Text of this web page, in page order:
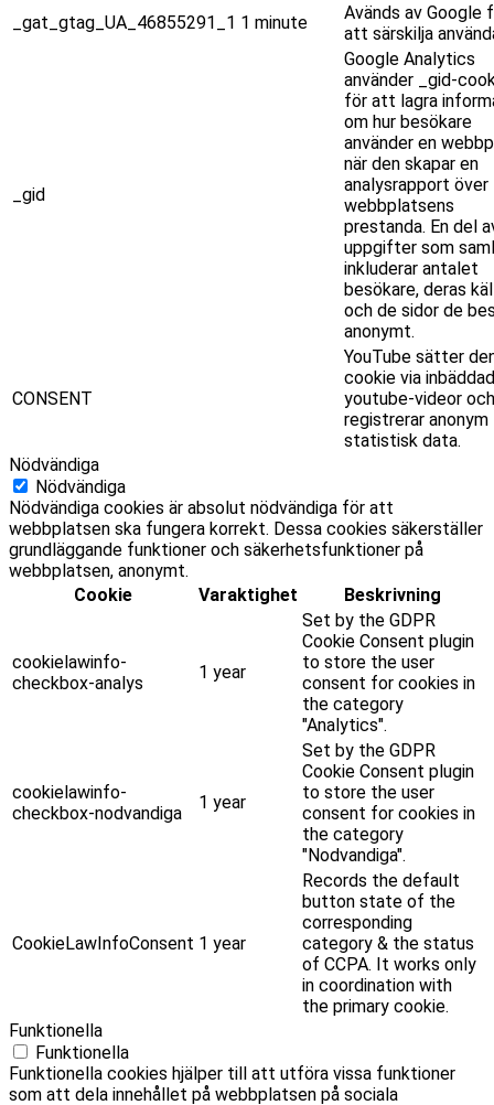
_gat_gtag_UA_46855291_1 1 minute
Avänds av Google
att särskilja
_gid
Google Analytics
använder _gid-
för att lagra
om hur besökare
använder en
när den skapar en
analysrapport över
webbplatsens
prestanda. En del
uppgifter som
inkluderar antalet
besökare, deras
och de sidor de
anonymt.
CONSENT
YouTube sätter
cookie via
youtube-videor och
registrerar anonym
statistisk data.
Nödvändiga
Nödvändiga
Nödvändiga cookies är absolut nödvändiga för att
webbplatsen ska fungera korrekt. Dessa cookies säkerställer
grundläggande funktioner och säkerhetsfunktioner på
webbplatsen, anonymt.
Cookie
Varaktighet Beskrivning
cookielawinfo-
checkbox-analys
1 year
Set by the GDPR
Cookie Consent plugin
to store the user
consent for cookies in
the category
"Analytics".
cookielawinfo-
checkbox-nodvandiga
1 year
Set by the GDPR
Cookie Consent plugin
to store the user
consent for cookies in
the category
"Nodvandiga".
CookieLawInfoConsent 1 year
Records the default
button state of the
corresponding
category & the status
of CCPA. It works only
in coordination with
the primary cookie.
Funktionella
Funktionella
Funktionella cookies hjälper till att utföra vissa funktioner
som att dela innehållet på webbplatsen på sociala